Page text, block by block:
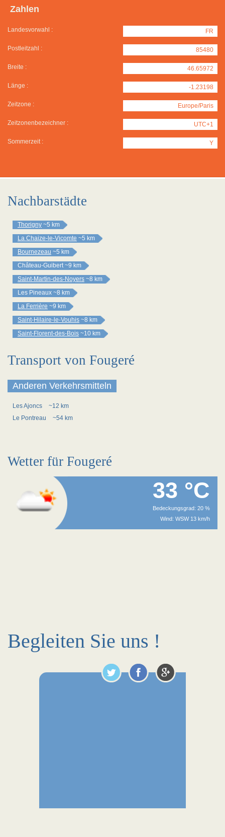
Zahlen
Landesvorwahl : FR
Postleitzahl : 85480
Breite : 46.65972
Länge : -1.23198
Zeitzone : Europe/Paris
Zeitzonenbezeichner : UTC+1
Sommerzeit : Y
Nachbarstädte
Thorigny ~5 km
La Chaize-le-Vicomte ~5 km
Bournezeau ~5 km
Château-Guibert ~9 km
Saint-Martin-des-Noyers ~8 km
Les Pineaux ~8 km
La Ferrière ~9 km
Saint-Hilaire-le-Vouhis ~8 km
Saint-Florent-des-Bois ~10 km
Transport von Fougeré
Anderen Verkehrsmitteln
Les Ajoncs
~12 km
Le Pontreau
~54 km
Wetter für Fougeré
33 °C
Bedeckungsgrad: 20 %
Wind: WSW 13 km/h
Begleiten Sie uns !